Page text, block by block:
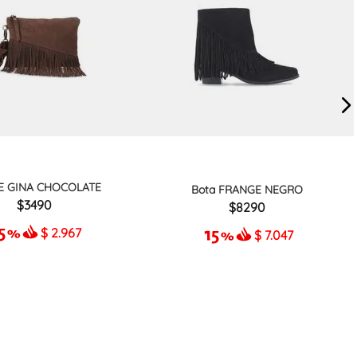
GINA CHOCOLATE
3490
$ 2.967
Bota FRANGE NEGRO
8290
$ 7.047